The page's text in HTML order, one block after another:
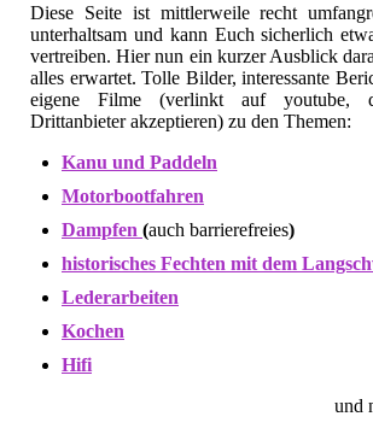
Diese Seite ist mittlerweile recht
unterhaltsam und kann Euch sicherlich
vertreiben. Hier nun ein kurzer Ausblick
alles erwartet. Tolle Bilder, interessante
eigene Filme (verlinkt auf youtube,
Drittanbieter akzeptieren) zu den Themen:
Kanu und Paddeln
Motorbootfahren
Dampfen (auch barrierefreies)
historisches Fechten mit dem
Lederarbeiten
Kochen
Hifi
und